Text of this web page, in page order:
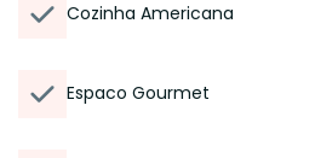
Cozinha Americana
Espaco Gourmet